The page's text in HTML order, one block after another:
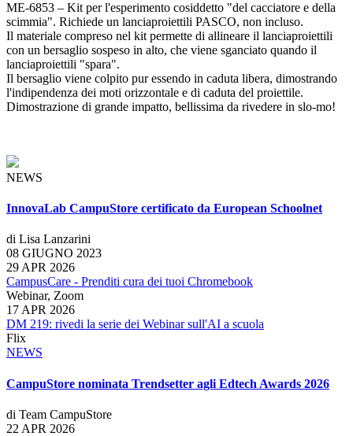
ME-6853 – Kit per l'esperimento cosiddetto "del cacciatore e della
scimmia". Richiede un lanciaproiettili PASCO, non incluso.
Il materiale compreso nel kit permette di allineare il lanciaproiettili
con un bersaglio sospeso in alto, che viene sganciato quando il
lanciaproiettili "spara".
Il bersaglio viene colpito pur essendo in caduta libera, dimostrando
l'indipendenza dei moti orizzontale e di caduta del proiettile.
Dimostrazione di grande impatto, bellissima da rivedere in slo-mo!
NEWS
InnovaLab CampuStore certificato da European Schoolnet
di Lisa Lanzarini
08 GIUGNO 2023
29 APR 2026
CampusCare - Prenditi cura dei tuoi Chromebook
Webinar, Zoom
17 APR 2026
DM 219: rivedi la serie dei Webinar sull'AI a scuola
Flix
NEWS
CampuStore nominata Trendsetter agli Edtech Awards 2026
di Team CampuStore
22 APR 2026